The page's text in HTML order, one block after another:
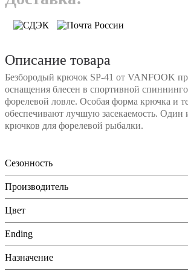
Описание товара
Безбородый крючок SP-41 от VANFOOK
оснащения блесен в спортивной
форелевой ловле. Особая форма крючка и
обеспечивают лучшую засекаемость. Один
крючков для форелевой рыбалки.
Сезонность
Производитель
Цвет
Ending
Назначение